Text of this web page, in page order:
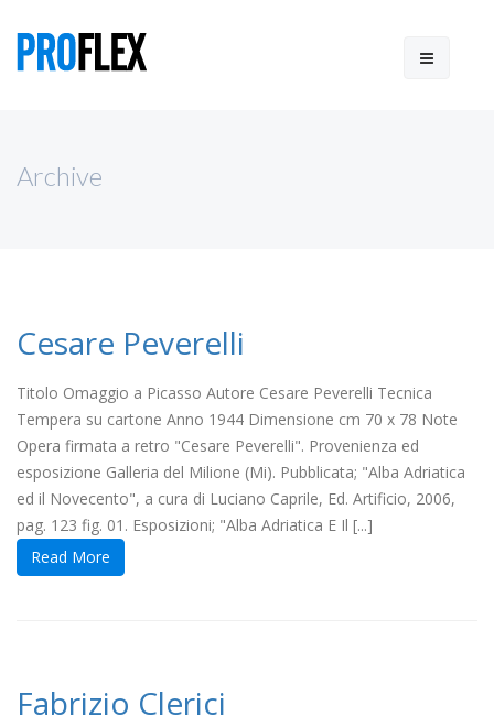
Archive
Cesare Peverelli
Titolo Omaggio a Picasso Autore Cesare Peverelli Tecnica
Tempera su cartone Anno 1944 Dimensione cm 70 x 78 Note
Opera firmata a retro "Cesare Peverelli". Provenienza ed
esposizione Galleria del Milione (Mi). Pubblicata; "Alba Adriatica
ed il Novecento", a cura di Luciano Caprile, Ed. Artificio, 2006,
pag. 123 fig. 01. Esposizioni; "Alba Adriatica E Il [...]
Read More
Fabrizio Clerici